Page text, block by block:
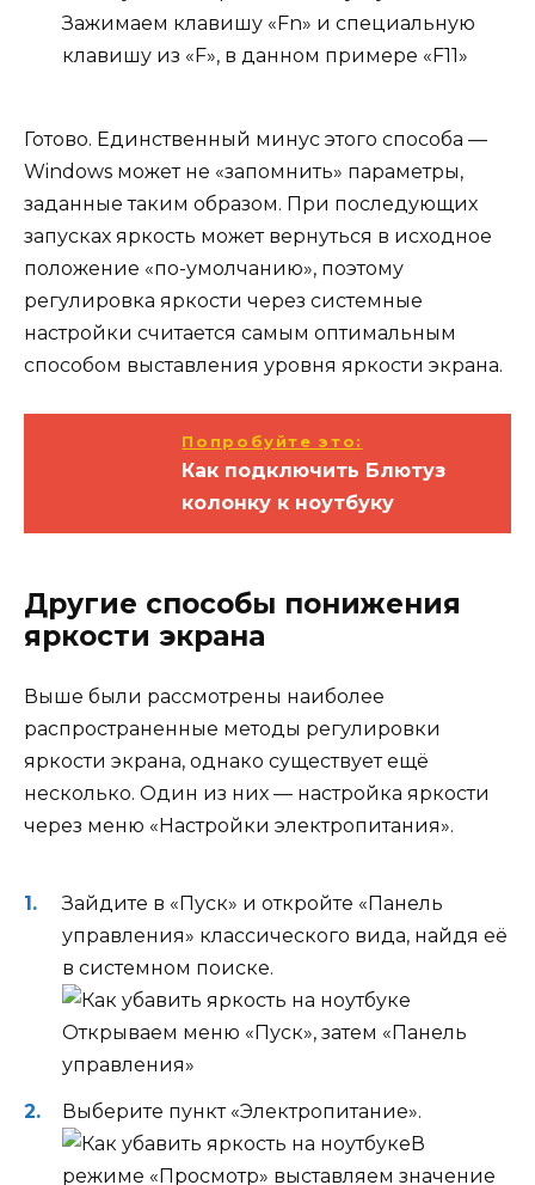
Зажимаем клавишу «Fn» и специальную
клавишу из «F», в данном примере «F11»
Готово. Единственный минус этого способа —
Windows может не «запомнить» параметры,
заданные таким образом. При последующих
запусках яркость может вернуться в исходное
положение «по-умолчанию», поэтому
регулировка яркости через системные
настройки считается самым оптимальным
способом выставления уровня яркости экрана.
Попробуйте это:
Как подключить Блютуз
колонку к ноутбуку
Другие способы понижения
яркости экрана
Выше были рассмотрены наиболее
распространенные методы регулировки
яркости экрана, однако существует ещё
несколько. Один из них — настройка яркости
через меню «Настройки электропитания».
Зайдите в «Пуск» и откройте «Панель
управления» классического вида, найдя её
в системном поиске.
Открываем меню «Пуск», затем «Панель
управления»
Выберите пункт «Электропитание».
В
режиме «Просмотр» выставляем значение